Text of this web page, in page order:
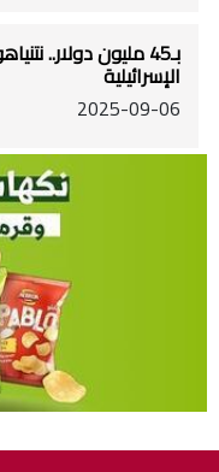
بـ45 مليون دولار..
الإسرائيلية
2025-09-06